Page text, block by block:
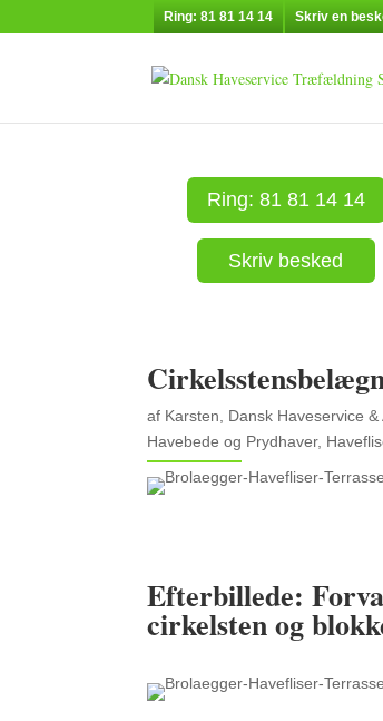
Ring: 81 81 14 14 Skriv en
Ring: 81 81 14 14
Skriv besked
af Karsten, Dansk Haveservice
Havebede og Prydhaver,
Efterbillede:
cirkelsten og